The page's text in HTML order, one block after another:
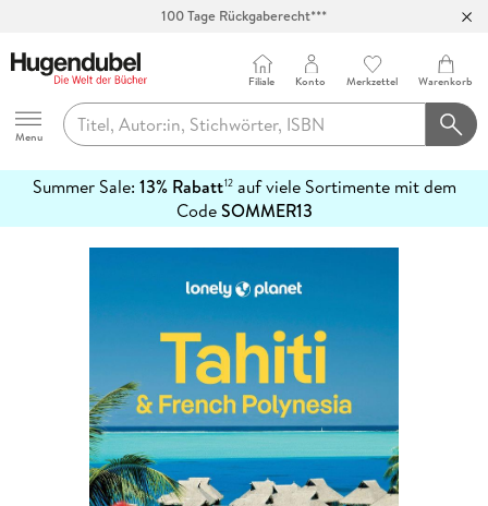
100 Tage Rückgaberecht***
Hugendubel
Menu
Filiale Konto Merkzettel Warenkorb
Summer Sale: 13% Rabatt12auf viele Sortimente mit dem
CodeSOMMER13
erfahren